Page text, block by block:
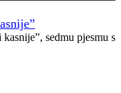
sedmu pjesmu s